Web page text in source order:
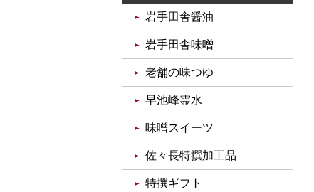
岩手田舎醤油
岩手田舎味噌
老舗の味つゆ
早池峰霊水
味噌スイーツ
佐々長特撰加工品
特撰ギフト